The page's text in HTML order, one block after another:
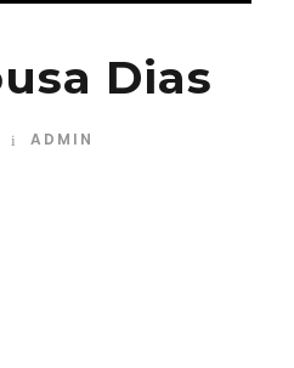
Dias
ADMIN